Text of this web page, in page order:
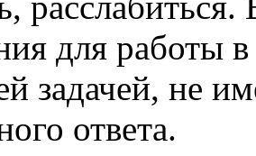
для работы
задачей, не
ответа.